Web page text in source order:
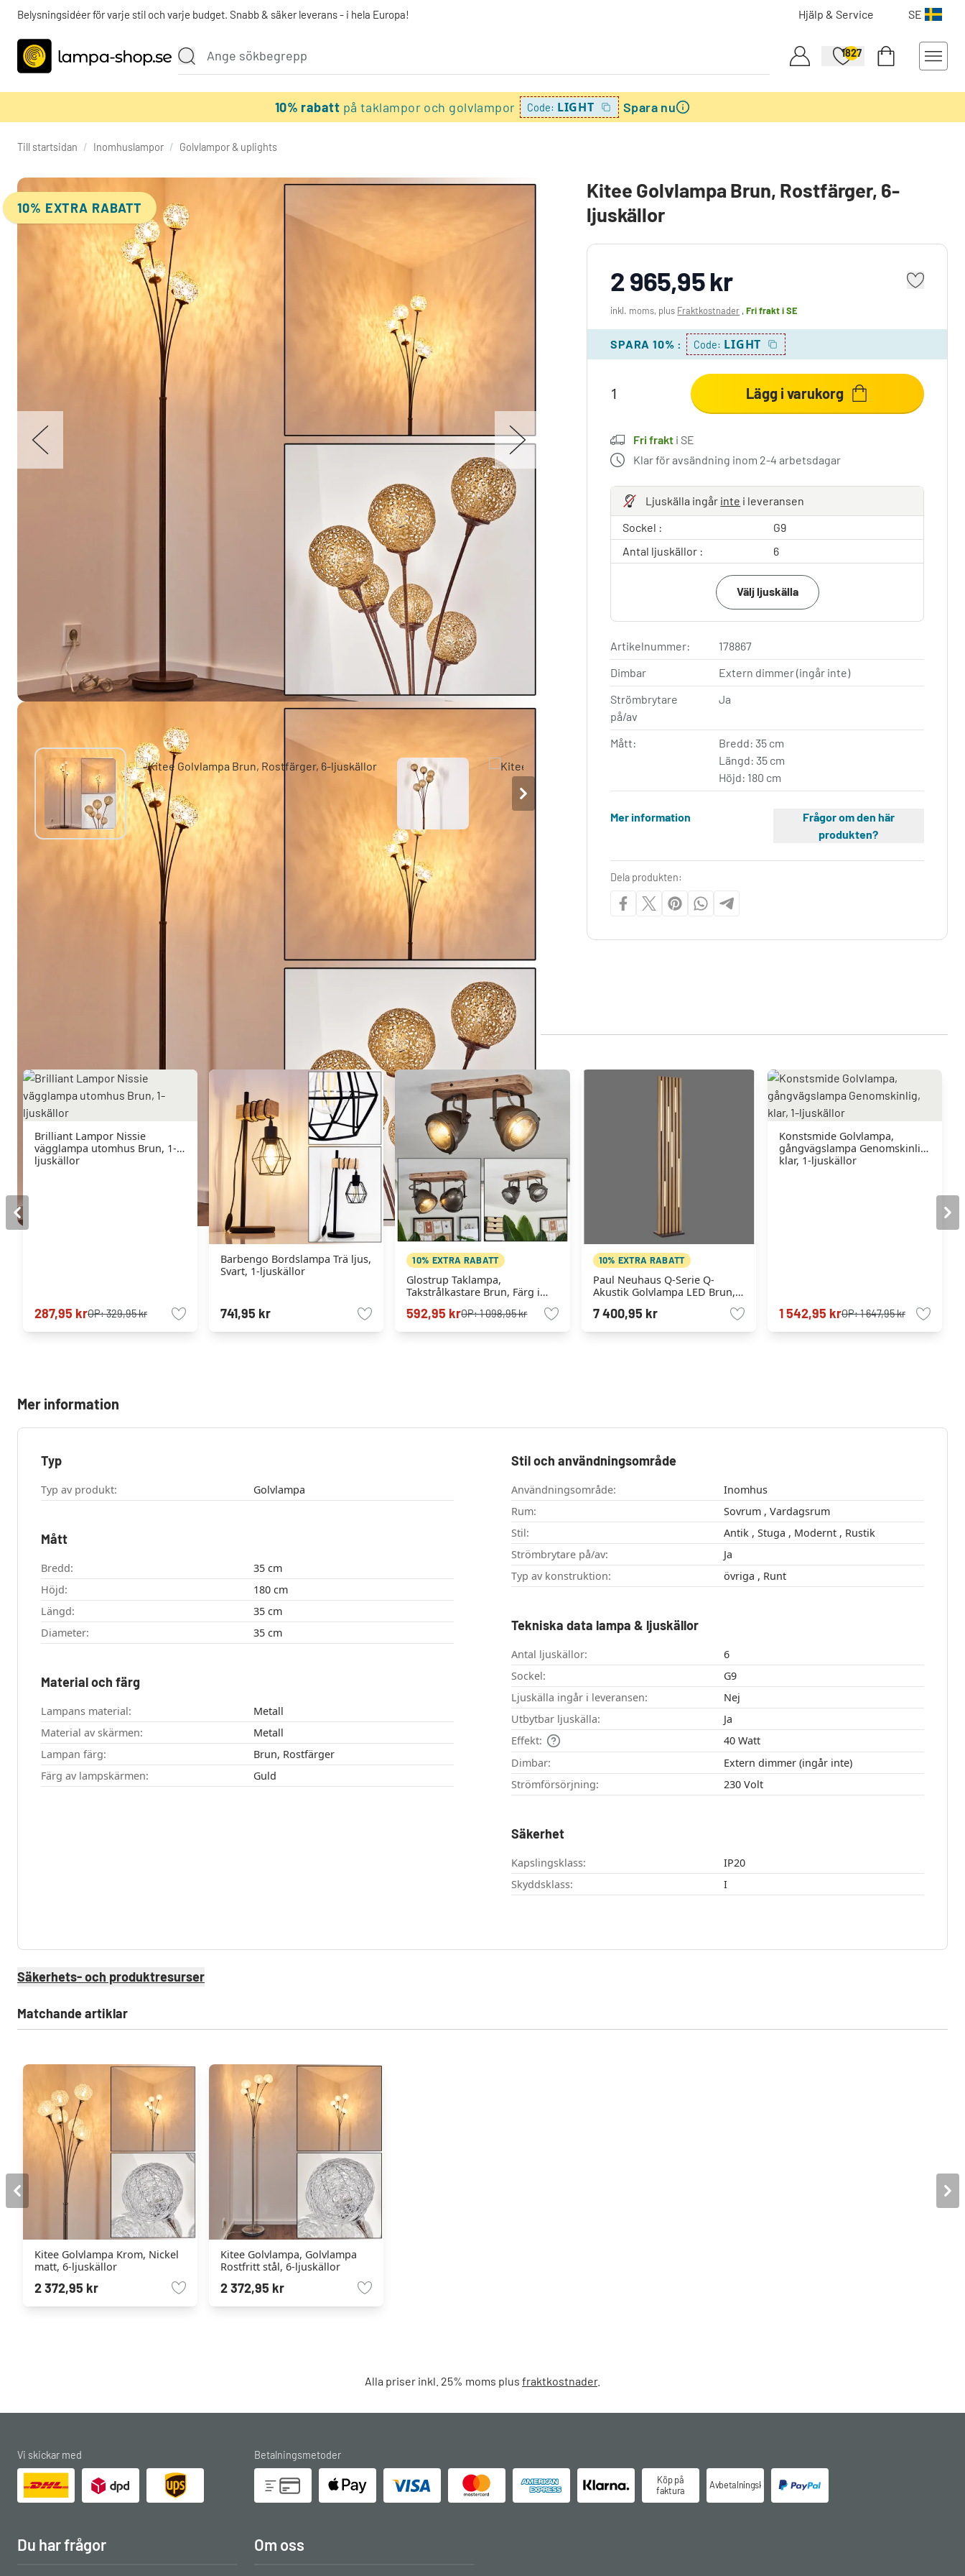
Belysningsidéer för varje stil och varje budget. Snabb & säker leverans - i hela Europa! Hjälp & Service SE
1827
10% rabatt på taklampor och golvlampor Code: LIGHT Spara nu
Till startsidan / Inomhuslampor / Golvlampor & uplights
10% EXTRA RABATT
Kitee Golvlampa Brun, Rostfärger, 6-
ljuskällor
2 965,95 kr
inkl. moms, plus Fraktkostnader ,Fri frakti SE
SPARA 10% : Code: LIGHT
Lägg i varukorg
Fri frakt i SE
Klar för avsändning inom 2-4 arbetsdagar
Ljuskälla ingår inte i leveransen
Sockel :
G9
Antal ljuskällor :
6
Välj ljuskälla
Artikelnummer:
178867
Dimbar
Extern dimmer (ingår inte)
Strömbrytare
på/av
Ja
Mått:
Bredd: 35 cm
Längd: 35 cm
Höjd: 180 cm
Mer information
Frågor om den här
produkten?
Dela produkten:
Brilliant Lampor Nissie
vägglampa utomhus Brun, 1-
ljuskällor
287,95 krOP:329,95 kr
Barbengo Bordslampa Trä ljus,
Svart, 1-ljuskällor
741,95 kr
10% EXTRA RABATT
Glostrup Taklampa,
Takstrålkastare Brun, Färg i
592,95 krOP:1 098,95 kr
10% EXTRA RABATT
Paul Neuhaus Q-Serie Q-
Akustik Golvlampa LED Brun,
Svart, 1-ljuskällor, Fjärrkontroll
7 400,95 kr
Konstsmide Golvlampa,
gångvägslampa Genomskinlig,
klar, 1-ljuskällor
1 542,95 krOP:1 647,95 kr
Mer information
Typ
Typ av produkt: Golvlampa
Mått
Bredd:
35 cm
Höjd:
180 cm
Längd:
35 cm
Diameter:
35 cm
Material och färg
Lampans material:
Metall
Material av skärmen:
Metall
Lampan färg:
Brun, Rostfärger
Färg av lampskärmen:
Guld
Stil och användningsområde
Användningsområde:
Inomhus
Rum:
Sovrum , Vardagsrum
Stil:
Antik , Stuga , Modernt , Rustik
Strömbrytare på/av:
Ja
Typ av konstruktion:
övriga , Runt
Tekniska data lampa & ljuskällor
Antal ljuskällor:
6
Sockel:
G9
Ljuskälla ingår i leveransen:
Nej
Utbytbar ljuskälla:
Ja
Effekt:
40 Watt
Dimbar:
Extern dimmer (ingår inte)
Strömförsörjning:
230 Volt
Säkerhet
Kapslingsklass:
IP20
Skyddsklass:
I
Säkerhets- och produktresurser
Matchande artiklar
Kitee Golvlampa Krom, Nickel
matt, 6-ljuskällor
2 372,95 kr
Kitee Golvlampa, Golvlampa
Rostfritt stål, 6-ljuskällor
2 372,95 kr
Alla priser inkl. 25% moms plus fraktkostnader.
Vi skickar med Betalningsmetoder
Köp på
faktura
Avbetalningsköp
Du har frågor Om oss